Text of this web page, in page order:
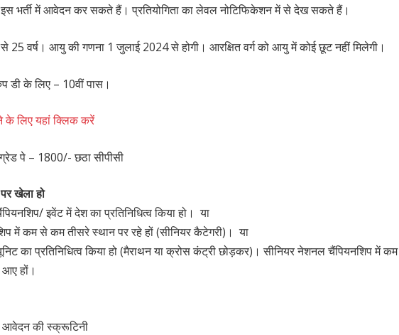
इस भर्ती में आवेदन कर सकते हैं। प्रतियोगिता का लेवल नोटिफिकेशन में से देख सकते हैं।
25 वर्ष। आयु की गणना 1 जुलाई 2024 से होगी। आरक्षित वर्ग को आयु में कोई छूट नहीं मिलेगी।
डी के लिए – 10वीं पास।
के लिए यहां क्लिक करें
पे – 1800/- छठा सीपीसी
खेला हो
इवेंट में देश का प्रतिनिधित्व किया हो। या
में कम से कम तीसरे स्थान पर रहे हों (सीनियर कैटेगरी)। या
का प्रतिनिधित्व किया हो (मैराथन या क्रोस कंट्री छोड़कर)। सीनियर नेशनल चैंपियनशिप में कम
हों।
आवेदन की स्क्रूटिनी